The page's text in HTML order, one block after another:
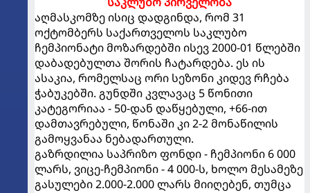
აღმასკომზე ისიც დადგინდა, რომ 31
ოქტომბერს საქართველოს საკლუბო
ჩემპიონატი მოზარდებში ისევ 2000-01 წლებში
დაბადებულთა შორის ჩატარდება. ეს ის
ასაკია, რომელსაც ორი სეზონი კიდევ რჩება
ჭაბუკებში. გუნდში კვლავაც 5 წონითი
კატეგორიაა - 50-დან დაწყებული, +66-ით
დამთავრებული, წონაში კი 2-2 მონაწილის
გამოყვანაა ნებადართული.
გაზრდილია საპრიზო ფონდი - ჩემპიონი 6 000
ლარს, ვიცე-ჩემპიონი - 4 000-ს, ხოლო მესამეზე
გასულები 2.000-2.000 ლარს მიიღებენ, თუმცა